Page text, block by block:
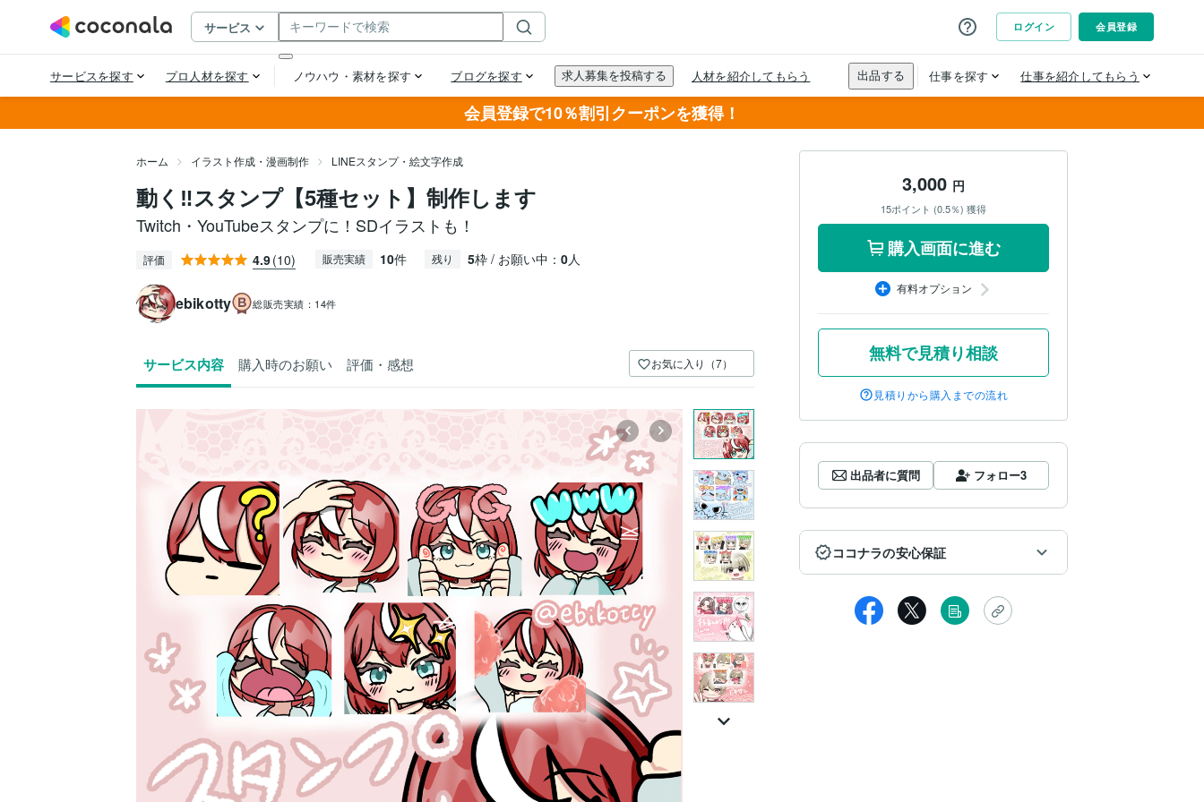
会員登録で10％割引クーポンを獲得！
ホーム イラスト作成・漫画制作 LINEスタンプ・絵文字作成
動く‼スタンプ【5種セット】制作します
Twitch・YouTubeスタンプに！SDイラストも！
評価 4.9(10) 販売実績 10件 残り 5枠 / お願い中： 0人
ebikotty 総販売実績： 14件
サービス内容 購入時のお願い 評価・感想 お気に入り（7）
3,000 円
15ポイント (0.5％) 獲得
購入画面に進む
有料オプション
無料で見積り相談
見積りから購入までの流れ
出品者に質問 フォロー3
ココナラの安心保証